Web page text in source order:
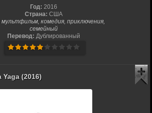
Год: 2016
Страна: США
мультфильм, комедия, приключения,
семейный
Перевод: Дублированный
Yaga (2016)